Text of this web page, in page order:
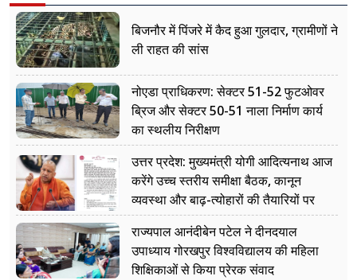
बिजनौर में पिंजरे में कैद हुआ गुलदार, ग्रामीणों ने
ली राहत की सांस
नोएडा प्राधिकरण: सेक्टर 51-52 फुटओवर
ब्रिज और सेक्टर 50-51 नाला निर्माण कार्य
का स्थलीय निरीक्षण
उत्तर प्रदेश: मुख्यमंत्री योगी आदित्यनाथ आज
करेंगे उच्च स्तरीय समीक्षा बैठक, कानून
व्यवस्था और बाढ़-त्योहारों की तैयारियों पर
नजर
राज्यपाल आनंदीबेन पटेल ने दीनदयाल
उपाध्याय गोरखपुर विश्वविद्यालय की महिला
शिक्षिकाओं से किया प्रेरक संवाद